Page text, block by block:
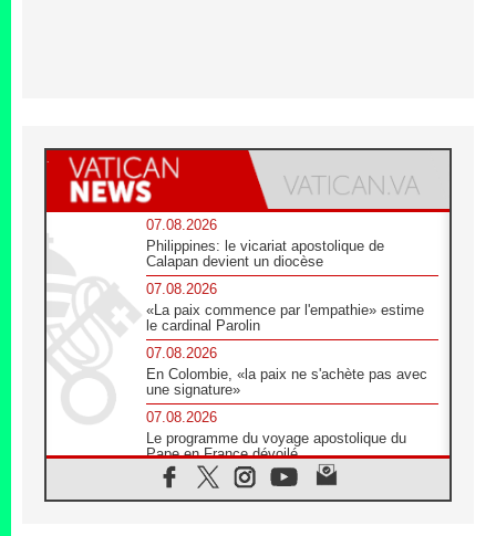
07.08.2026
Philippines: le vicariat apostolique de
Calapan devient un diocèse
07.08.2026
«La paix commence par l'empathie» estime
le cardinal Parolin
07.08.2026
En Colombie, «la paix ne s'achète pas avec
une signature»
07.08.2026
Le programme du voyage apostolique du
Pape en France dévoilé
07.08.2026
1ère Conférence continentale sur l'éducation